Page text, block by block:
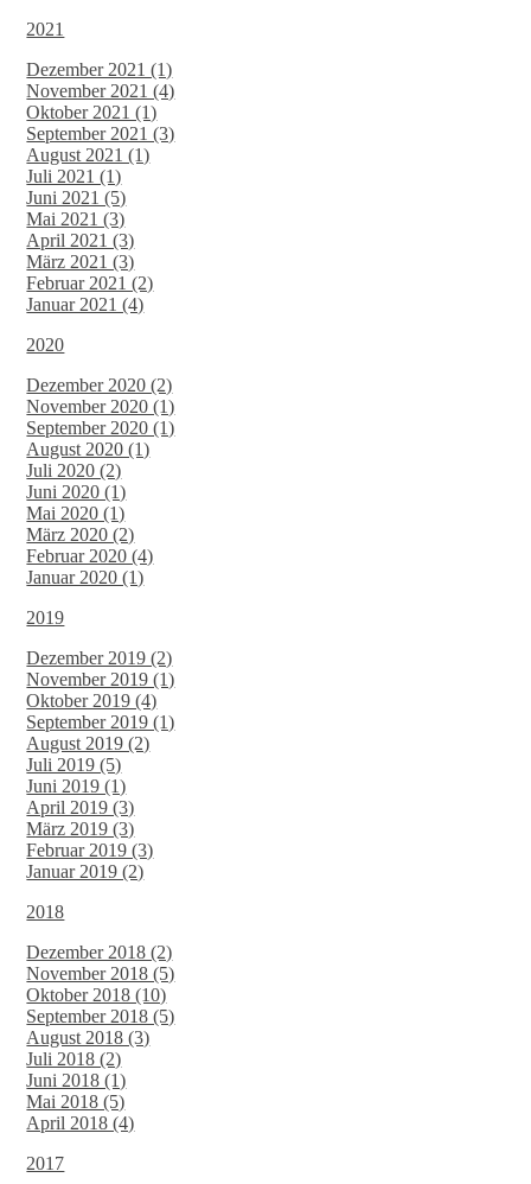
2021
Dezember 2021 (1)
November 2021 (4)
Oktober 2021 (1)
September 2021 (3)
August 2021 (1)
Juli 2021 (1)
Juni 2021 (5)
Mai 2021 (3)
April 2021 (3)
März 2021 (3)
Februar 2021 (2)
Januar 2021 (4)
2020
Dezember 2020 (2)
November 2020 (1)
September 2020 (1)
August 2020 (1)
Juli 2020 (2)
Juni 2020 (1)
Mai 2020 (1)
März 2020 (2)
Februar 2020 (4)
Januar 2020 (1)
2019
Dezember 2019 (2)
November 2019 (1)
Oktober 2019 (4)
September 2019 (1)
August 2019 (2)
Juli 2019 (5)
Juni 2019 (1)
April 2019 (3)
März 2019 (3)
Februar 2019 (3)
Januar 2019 (2)
2018
Dezember 2018 (2)
November 2018 (5)
Oktober 2018 (10)
September 2018 (5)
August 2018 (3)
Juli 2018 (2)
Juni 2018 (1)
Mai 2018 (5)
April 2018 (4)
2017